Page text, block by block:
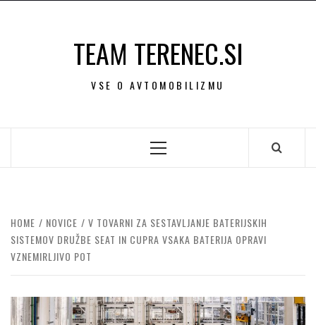
TEAM TERENEC.SI
VSE O AVTOMOBILIZMU
Primary
HOME NOVICE
V TOVARNI ZA SESTAVLJANJE BATERIJSKIH
SISTEMOV DRUŽBE SEAT IN CUPRA VSAKA BATERIJA OPRAVI
VZNEMIRLJIVO POT